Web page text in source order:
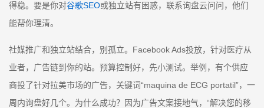
得稳。要是你对谷歌SEO或独立站有困惑，联系询盘云问问，他们
能帮你理清。
社媒推广和独立站结合，别孤立。Facebook Ads投放，针对医疗从
业者，广告链到你的站。预算控制好，先小测试。举例，有个供应
商投了针对拉美市场的广告，关键词“maquina de ECG portatil”，一
周内询盘好几个。为什么成功？因为广告文案接地气，“解决您的移